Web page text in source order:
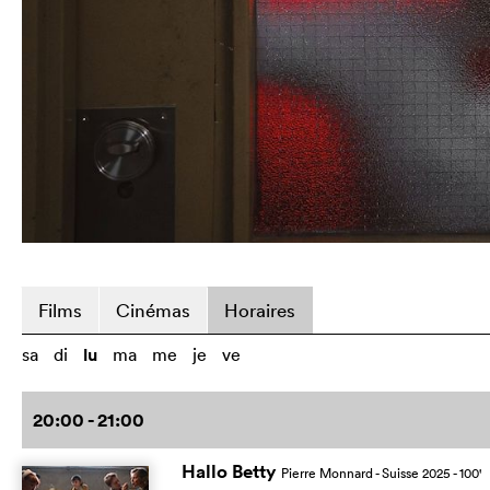
Films Cinémas Horaires
sa di lu ma me je ve
20:00 - 21:00
Hallo Betty Pierre Monnard- Suisse 2025- 100'